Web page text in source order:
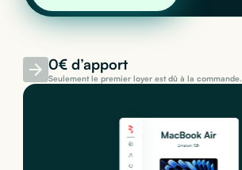
0€ d’apport
Seulement le premier loyer est dû à la commande.